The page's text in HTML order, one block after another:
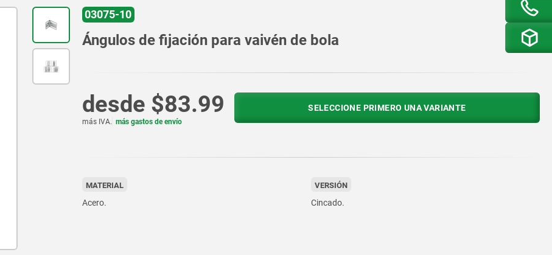
03075-10
Ángulos de fijación para vaivén de bola
desde $83.99
más IVA. más gastos de envío
SELECCIONE PRIMERO UNA VARIANTE
MATERIAL
Acero.
VERSIÓN
Cincado.